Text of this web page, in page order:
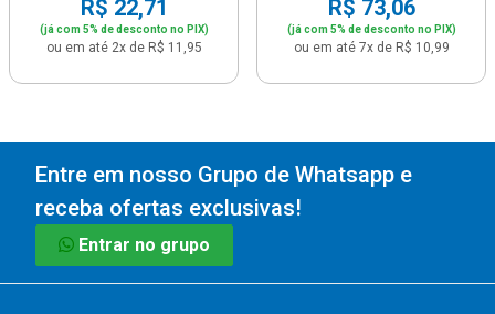
R$ 22,71
(já com 5% de desconto no PIX)
ou em até 2x de R$ 11,95
R$ 73,06
(já com 5% de desconto no PIX)
ou em até 7x de R$ 10,99
Entre em nosso Grupo de Whatsapp e
receba ofertas exclusivas!
Entrar no grupo